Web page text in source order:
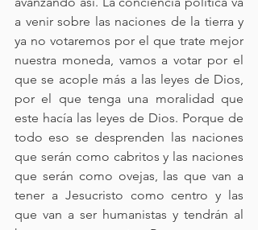
a venir sobre las naciones de la tierra y
ya no votaremos por el que trate mejor
nuestra moneda, vamos a votar por el
que se acople más a las leyes de Dios,
por el que tenga una moralidad que
este hacía las leyes de Dios. Porque de
todo eso se desprenden las naciones
que serán como cabritos y las naciones
que serán como ovejas, las que van a
tener a Jesucristo como centro y las
que van a ser humanistas y tendrán al